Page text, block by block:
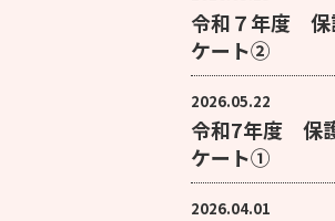
令和７年度 保
ケート②
2026.05.22
令和7年度 保
ケート①
2026.04.01